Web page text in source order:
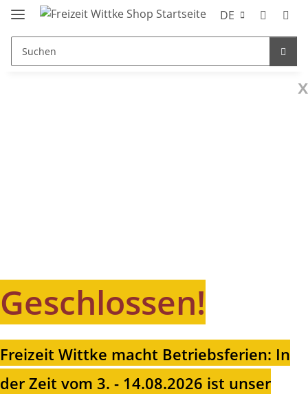
DE
x
Geschlossen!
Freizeit Wittke macht Betriebsferien: In
der Zeit vom 3. - 14.08.2026 ist unser